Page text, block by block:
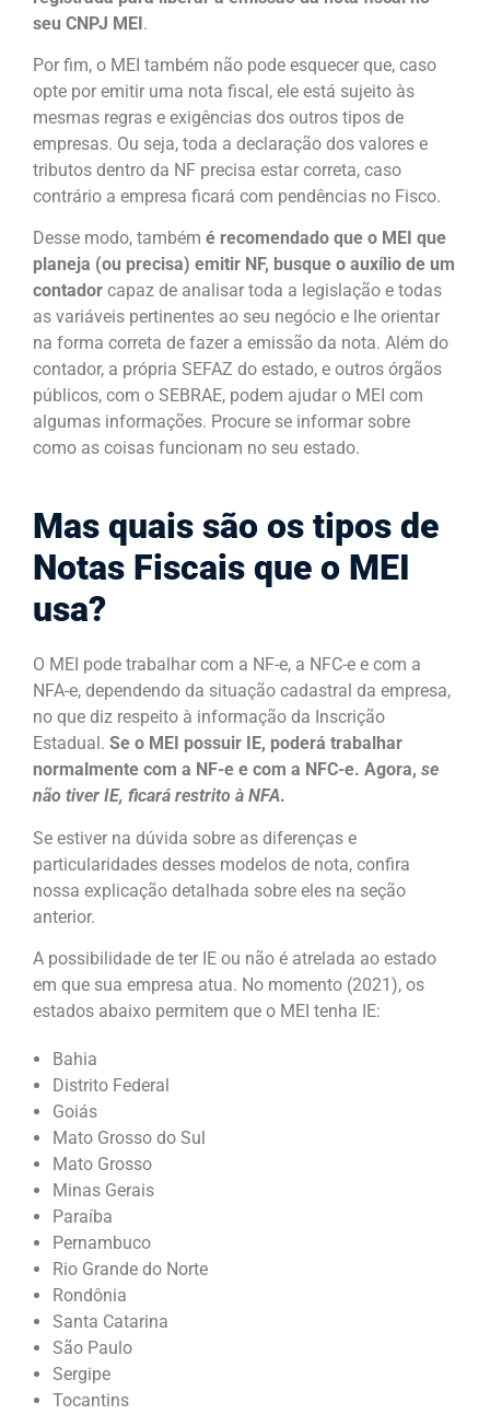
seu CNPJ MEI.
Por fim, o MEI também não pode esquecer que, caso
opte por emitir uma nota fiscal, ele está sujeito às
mesmas regras e exigências dos outros tipos de
empresas. Ou seja, toda a declaração dos valores e
tributos dentro da NF precisa estar correta, caso
contrário a empresa ficará com pendências no Fisco.
Desse modo, também é recomendado que o MEI que
planeja (ou precisa) emitir NF, busque o auxílio de um
contador capaz de analisar toda a legislação e todas
as variáveis pertinentes ao seu negócio e lhe orientar
na forma correta de fazer a emissão da nota. Além do
contador, a própria SEFAZ do estado, e outros órgãos
públicos, com o SEBRAE, podem ajudar o MEI com
algumas informações. Procure se informar sobre
como as coisas funcionam no seu estado.
Mas quais são os tipos de
Notas Fiscais que o MEI
usa?
O MEI pode trabalhar com a NF-e, a NFC-e e com a
NFA-e, dependendo da situação cadastral da empresa,
no que diz respeito à informação da Inscrição
Estadual. Se o MEI possuir IE, poderá trabalhar
normalmente com a NF-e e com a NFC-e. Agora, se
não tiver IE, ficará restrito à NFA.
Se estiver na dúvida sobre as diferenças e
particularidades desses modelos de nota, confira
nossa explicação detalhada sobre eles na seção
anterior.
A possibilidade de ter IE ou não é atrelada ao estado
em que sua empresa atua. No momento (2021), os
estados abaixo permitem que o MEI tenha IE:
Bahia
Distrito Federal
Goiás
Mato Grosso do Sul
Mato Grosso
Minas Gerais
Paraíba
Pernambuco
Rio Grande do Norte
Rondônia
Santa Catarina
São Paulo
Sergipe
Tocantins